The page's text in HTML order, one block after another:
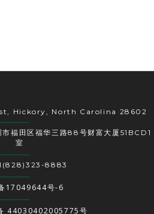
Hickory, North Carolina 28602
福田区福华三路88号财富大厦51BCD1
室
8883
17049644号-6
44030402005775号